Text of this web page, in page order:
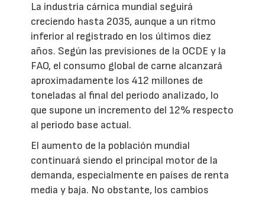
La industria cárnica mundial seguirá
creciendo hasta 2035, aunque a un ritmo
inferior al registrado en los últimos diez
años. Según las previsiones de la OCDE y la
FAO, el consumo global de carne alcanzará
aproximadamente los 412 millones de
toneladas al final del periodo analizado, lo
que supone un incremento del 12% respecto
al periodo base actual.
El aumento de la población mundial
continuará siendo el principal motor de la
demanda, especialmente en países de renta
media y baja. No obstante, los cambios